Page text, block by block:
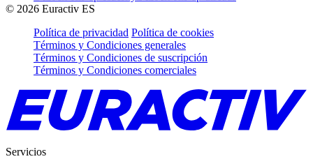
© 2026 Euractiv ES
Política de privacidad Política de cookies
Términos y Condiciones generales
Términos y Condiciones de suscripción
Términos y Condiciones comerciales
Servicios